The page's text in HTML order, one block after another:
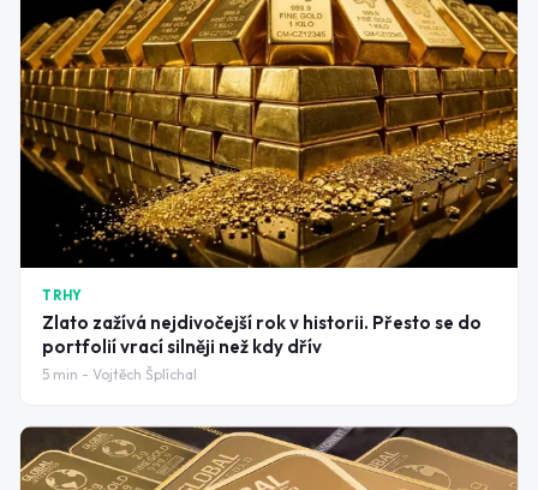
TRHY
Zlato zažívá nejdivočejší rok v historii. Přesto se do
portfolií vrací silněji než kdy dřív
5 min - Vojtěch Šplíchal